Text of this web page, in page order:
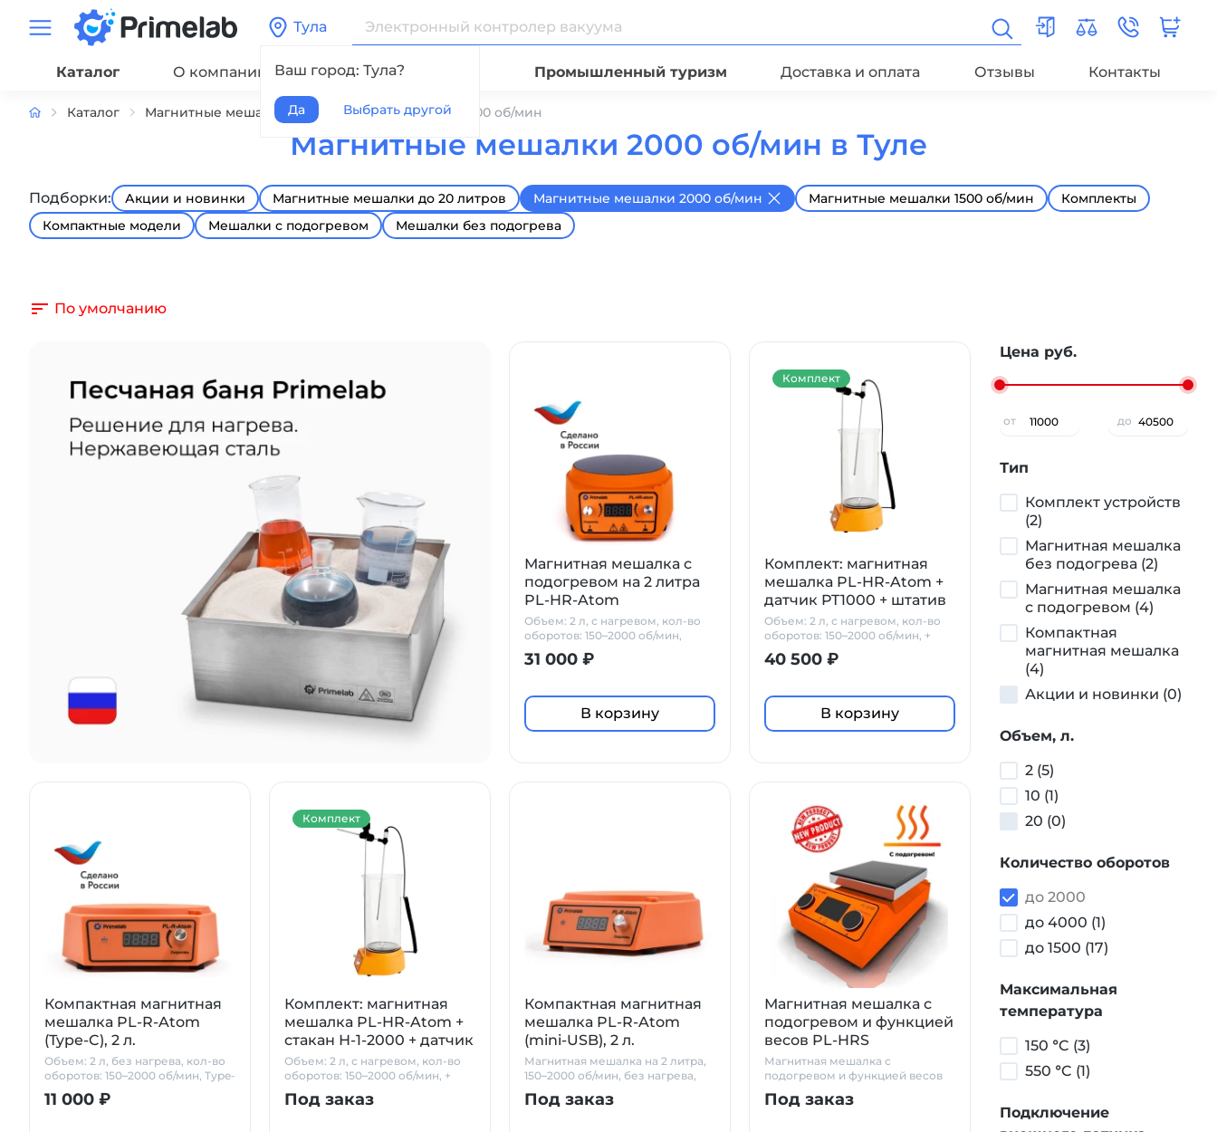
Тула
Ваш город: Тула?
Да Выбрать другой
Каталог О компании Сервис Промышленный туризм Доставка и оплата Отзывы Контакты
Каталог Магнитные мешалки Магнитные мешалки 2000 об/мин
Магнитные мешалки 2000 об/мин в Туле
Подборки: Акции и новинки Магнитные мешалки до 20 литров Магнитные мешалки 2000 об/мин Магнитные мешалки 1500 об/мин
Комплекты
Компактные модели
Мешалки с подогревом Мешалки без подогрева
По умолчанию
Магнитная мешалка с
подогревом на 2 литра
PL-HR-Atom
Объем: 2 л, с нагревом, кол-во
оборотов: 150–2000 об/мин,
стеклокерамика
31 000 ₽
В корзину
Комплект: магнитная
мешалка PL-HR-Atom +
датчик PT1000 + штатив
Объем: 2 л, с нагревом, кол-во
оборотов: 150–2000 об/мин, +
PT1000 + штатив
40 500 ₽
В корзину
Комплект
Компактная магнитная
мешалка PL-R-Atom
(Type-C), 2 л.
Объем: 2 л, без нагрева, кол-во
оборотов: 150–2000 об/мин, Type-
C
11 000 ₽
Комплект: магнитная
мешалка PL-HR-Atom +
стакан Н-1-2000 + датчик
PT1000 + штатив
Объем: 2 л, с нагревом, кол-во
оборотов: 150–2000 об/мин, +
стакан Н-1-2000 + PT1000 +
штатив
Под заказ
Комплект
Компактная магнитная
мешалка PL-R-Atom
(mini-USB), 2 л.
Магнитная мешалка на 2 литра,
150–2000 об/мин, без нагрева,
mini-USB
Под заказ
Магнитная мешалка с
подогревом и функцией
весов PL-HRS
Магнитная мешалка с
подогревом и функцией весов
PL-HRS — компактная, надежная
и практичная. Одно из самых
Под заказ
Цена руб.
от до
Тип
Комплект устройств
(2)
Магнитная мешалка
без подогрева (2)
Магнитная мешалка
с подогревом (4)
Компактная
магнитная мешалка
(4)
Акции и новинки (0)
Объем, л.
2 (5)
10 (1)
20 (0)
Количество оборотов
до 2000
до 4000 (1)
до 1500 (17)
Максимальная
температура
150 °C (3)
550 °C (1)
Подключение